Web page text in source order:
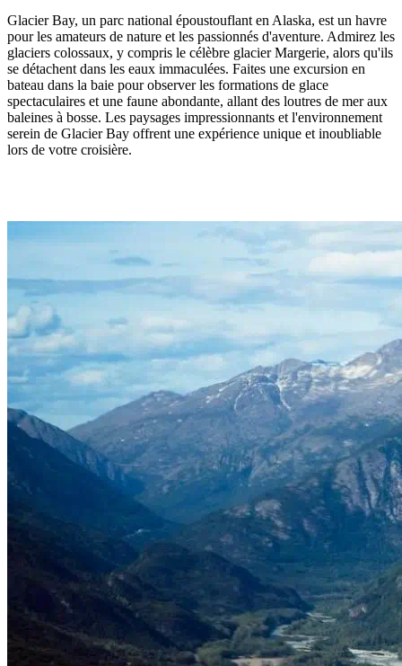
Glacier Bay, un parc national époustouflant en Alaska, est un havre
pour les amateurs de nature et les passionnés d'aventure. Admirez les
glaciers colossaux, y compris le célèbre glacier Margerie, alors qu'ils
se détachent dans les eaux immaculées. Faites une excursion en
bateau dans la baie pour observer les formations de glace
spectaculaires et une faune abondante, allant des loutres de mer aux
baleines à bosse. Les paysages impressionnants et l'environnement
serein de Glacier Bay offrent une expérience unique et inoubliable
lors de votre croisière.